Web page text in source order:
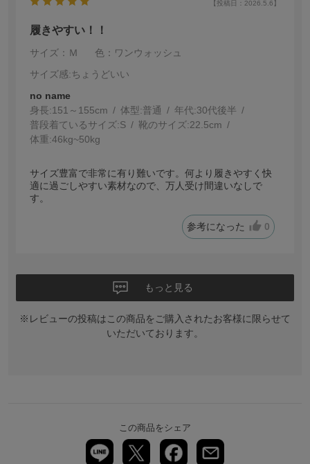
【投稿日：2026.5.6】
履きやすい！！
サイズ：Ｍ
色：ワンウォッシュ
サイズ感:ちょうどいい
no name
身長:151～155cm 体型:普通 年代:30代後半
普段着ているサイズ:S 靴のサイズ:22.5cm
体重:46kg~50kg
サイズ豊富で非常に有り難いです。何より履きやすく快
適に過ごしやすい素材なので、万人受け間違いなしで
す。
参考になった 0
もっと見る
※レビューの投稿はこの商品をご購入されたお客様に限らせて
いただいております。
この商品をシェア